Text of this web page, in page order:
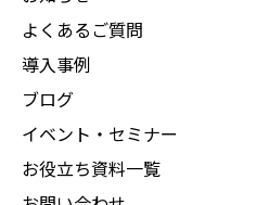
よくあるご質問
導入事例
ブログ
イベント・セミナー
お役立ち資料一覧